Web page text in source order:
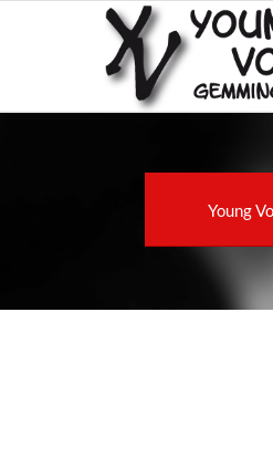
Young